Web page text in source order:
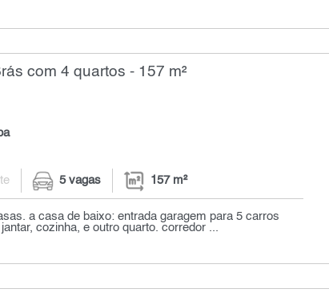
com 4 quartos - 157 m²
5 vagas 157 m²
a casa de baixo: entrada garagem para 5 carros
cozinha, e outro quarto. corredor ...